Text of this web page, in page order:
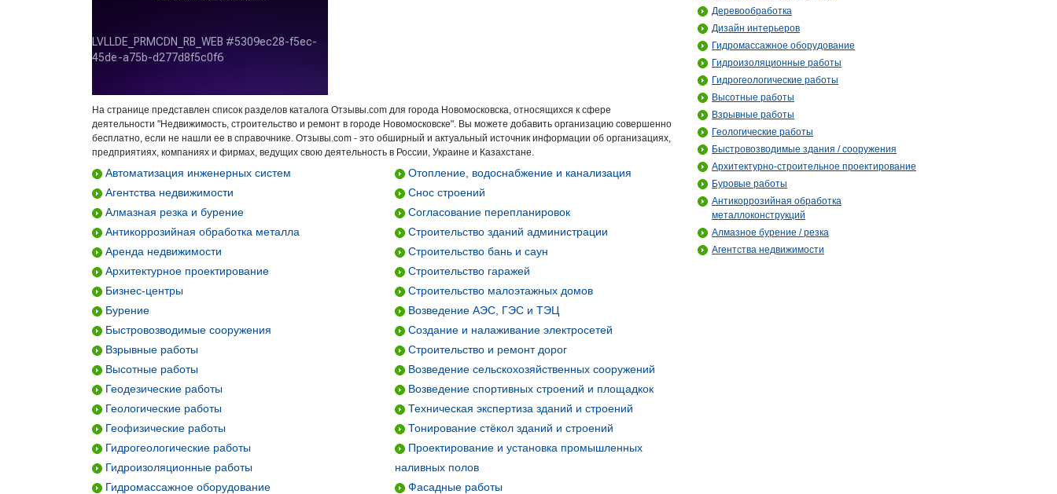
На странице представлен список разделов каталога Отзывы.com для города Новомосковска, относящихся к сфере
деятельности "Недвижимость, строительство и ремонт в городе Новомосковске". Вы можете добавить организацию совершенно
бесплатно, если не нашли ее в справочнике. Отзывы.com - это обширный и актуальный источник информации об организациях,
предприятиях, компаниях и фирмах, ведущих свою деятельность в России, Украине и Казахстане.
Автоматизация инженерных систем
Агентства недвижимости
Алмазная резка и бурение
Антикоррозийная обработка металла
Аренда недвижимости
Архитектурное проектирование
Бизнес-центры
Бурение
Быстровозводимые сооружения
Взрывные работы
Высотные работы
Геодезические работы
Геологические работы
Геофизические работы
Гидрогеологические работы
Гидроизоляционные работы
Гидромассажное оборудование
Отопление, водоснабжение и канализация
Снос строений
Согласование перепланировок
Строительство зданий администрации
Строительство бань и саун
Строительство гаражей
Строительство малоэтажных домов
Возведение АЭС, ГЭС и ТЭЦ
Создание и налаживание электросетей
Строительство и ремонт дорог
Возведение сельскохозяйственных сооружений
Возведение спортивных строений и площадкок
Техническая экспертиза зданий и строений
Тонирование стёкол зданий и строений
Проектирование и установка промышленных
наливных полов
Фасадные работы
Деревообработка
Дизайн интерьеров
Гидромассажное оборудование
Гидроизоляционные работы
Гидрогеологические работы
Высотные работы
Взрывные работы
Геологические работы
Быстровозводимые здания / сооружения
Архитектурно-строительное проектирование
Буровые работы
Антикоррозийная обработка
металлоконструкций
Алмазное бурение / резка
Агентства недвижимости